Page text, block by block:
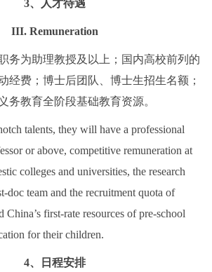
3、人才待遇
III. Remuneration
务为助理教授及以上；国内高校前列的
经费；博士后团队、博士生招生名额；
务教育全阶段基础教育资源。
talents, they will have a professional
or above, competitive remuneration at
colleges and universities, the research
doc team and the recruitment quota of
China’s first-rate resources of pre-school
for their children.
4、日程安排